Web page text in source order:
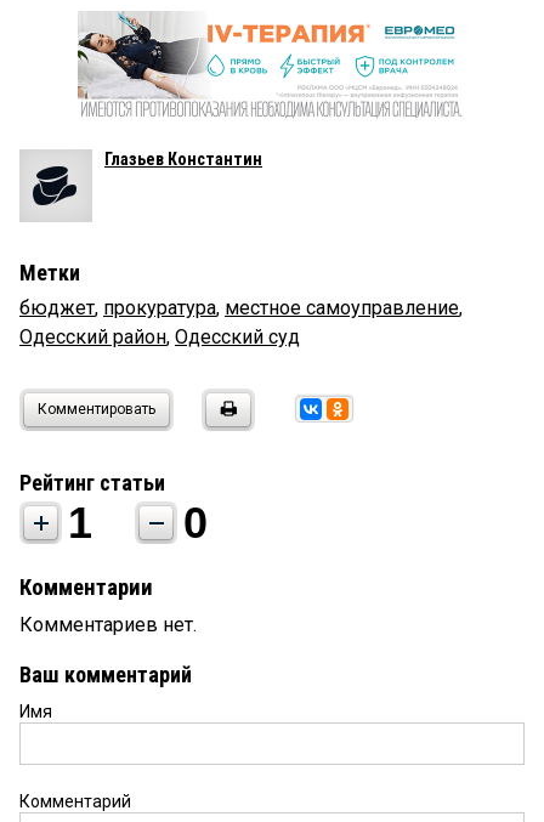
Глазьев Константин
Метки
бюджет, прокуратура, местное самоуправление,
Одесский район, Одесский суд
Комментировать
Рейтинг статьи
1 0
Комментарии
Комментариев нет.
Ваш комментарий
Имя
Комментарий